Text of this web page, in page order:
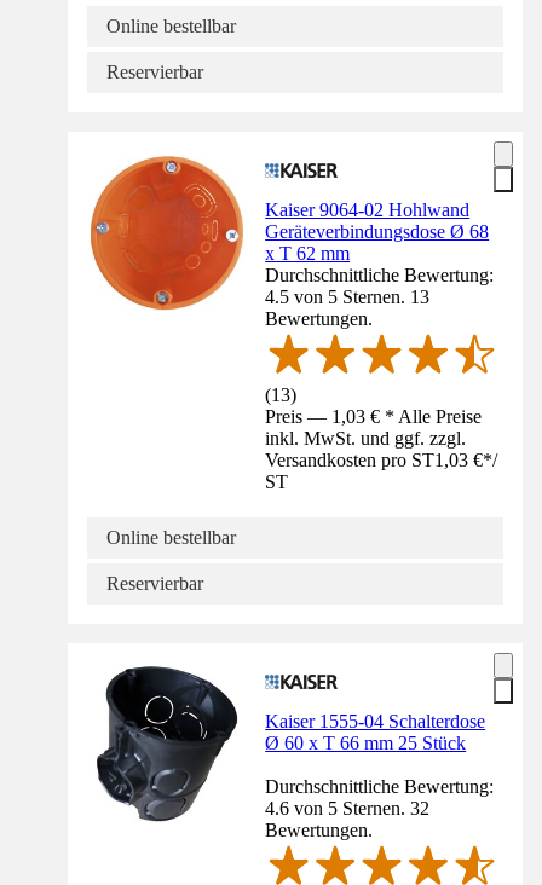
Online bestellbar
Reservierbar
Kaiser 9064-02 Hohlwand
Geräteverbindungsdose Ø 68
x T 62 mm
Durchschnittliche Bewertung:
4.5 von 5 Sternen. 13
Bewertungen.
(13)
Preis — 1,03 € * Alle Preise
inkl. MwSt. und ggf. zzgl.
Versandkosten pro ST1,03 €*/
ST
Online bestellbar
Reservierbar
Kaiser 1555-04 Schalterdose
Ø 60 x T 66 mm 25 Stück
Durchschnittliche Bewertung:
4.6 von 5 Sternen. 32
Bewertungen.